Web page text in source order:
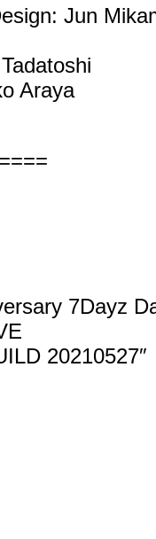
Jun
Araya
7Dayz
20210527″